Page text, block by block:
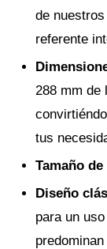
de
referente
288 mm de
tus
Tamaño
Diseño
para un